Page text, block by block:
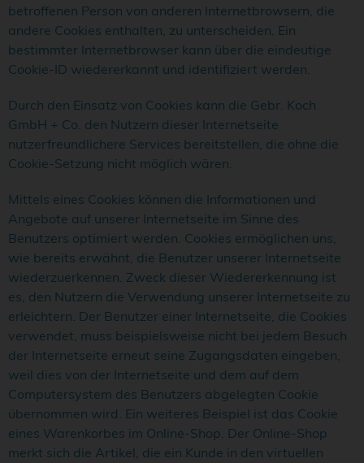
betroffenen Person von anderen Internetbrowsern, die
andere Cookies enthalten, zu unterscheiden. Ein
bestimmter Internetbrowser kann über die eindeutige
Cookie-ID wiedererkannt und identifiziert werden.
Durch den Einsatz von Cookies kann die Gebr. Koch
GmbH + Co. den Nutzern dieser Internetseite
nutzerfreundlichere Services bereitstellen, die ohne die
Cookie-Setzung nicht möglich wären.
Mittels eines Cookies können die Informationen und
Angebote auf unserer Internetseite im Sinne des
Benutzers optimiert werden. Cookies ermöglichen uns,
wie bereits erwähnt, die Benutzer unserer Internetseite
wiederzuerkennen. Zweck dieser Wiedererkennung ist
es, den Nutzern die Verwendung unserer Internetseite zu
erleichtern. Der Benutzer einer Internetseite, die Cookies
verwendet, muss beispielsweise nicht bei jedem Besuch
der Internetseite erneut seine Zugangsdaten eingeben,
weil dies von der Internetseite und dem auf dem
Computersystem des Benutzers abgelegten Cookie
übernommen wird. Ein weiteres Beispiel ist das Cookie
eines Warenkorbes im Online-Shop. Der Online-Shop
merkt sich die Artikel, die ein Kunde in den virtuellen